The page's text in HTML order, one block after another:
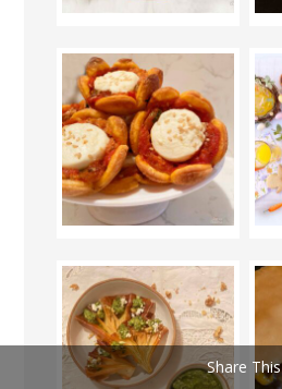
Share This